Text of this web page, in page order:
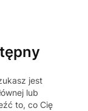
jest
lub
to, co Cię